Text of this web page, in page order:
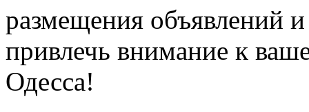
размещения объявлений
привлечь внимание к
Одесса!